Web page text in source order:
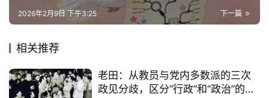
多
面
下一篇
2026年2月9日 下午3:25
相关推荐
老田：从教员与党内多数派的三次
政见分歧，区分“行政”和“政治”的思